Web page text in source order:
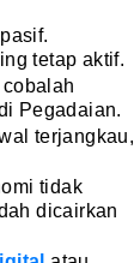
tetap aktif.
Pegadaian.
terjangkau,
tidak
dicairkan